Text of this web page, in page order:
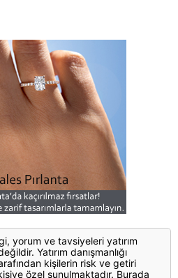
yorum ve tavsiyeleri yatırım
Yatırım danışmanlığı
kişilerin risk ve getiri
özel sunulmaktadır. Burada